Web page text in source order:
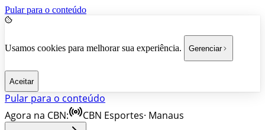
Pular para o conteúdo
Usamos cookies para melhorar sua experiência. Gerenciar
Aceitar
Pular para o conteúdo
Agora na CBN:
CBN Esportes· Manaus